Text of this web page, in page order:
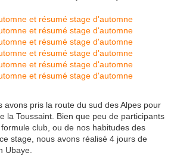
avons pris la route du sud des Alpes pour
la Toussaint. Bien que peu de participants
club, ou de nos habitudes des
stage, nous avons réalisé 4 jours de
Ubaye.